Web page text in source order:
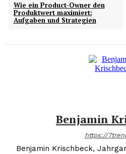
Wie ein Product-Owner den
Produktwert maximiert:
Aufgaben und Strategien
Benjamin
https://
Benjamin Krischbeck,